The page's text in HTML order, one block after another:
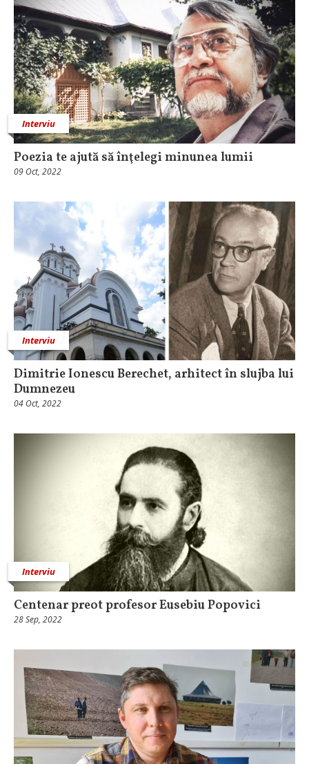
Interviu
Poezia te ajută să înţelegi minunea lumii
09 Oct, 2022
Interviu
Dimitrie Ionescu Berechet, arhitect în slujba lui
Dumnezeu
04 Oct, 2022
Interviu
Centenar preot profesor Eusebiu Popovici
28 Sep, 2022